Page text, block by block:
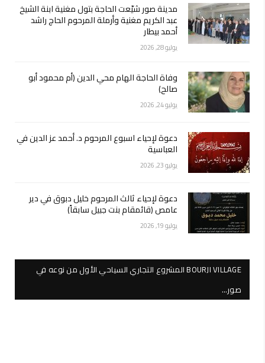
مدينة صور شيّعت الحاجة بتول مغنية ابنة الشيخ
عبد الكريم مغنية وأرملة المرحوم الحاج راشد
أحمد بيطار
يوليو 28, 2026
وفاة الحاجة الهام محي الدين (أم محمود أبو
صالح)
يوليو 24, 2026
دعوة لإحياء اسبوع المرحوم د. أحمد عز الدين في
العباسية
يوليو 23, 2026
دعوة لإحياء ثالث المرحوم خليل دبوق في دير
عامص (قائمقام بنت جبيل سابقاً)
يوليو 19, 2026
BOURJI VILLAGE المشروع التجاري السياحي الأول من نوعه في
صور…